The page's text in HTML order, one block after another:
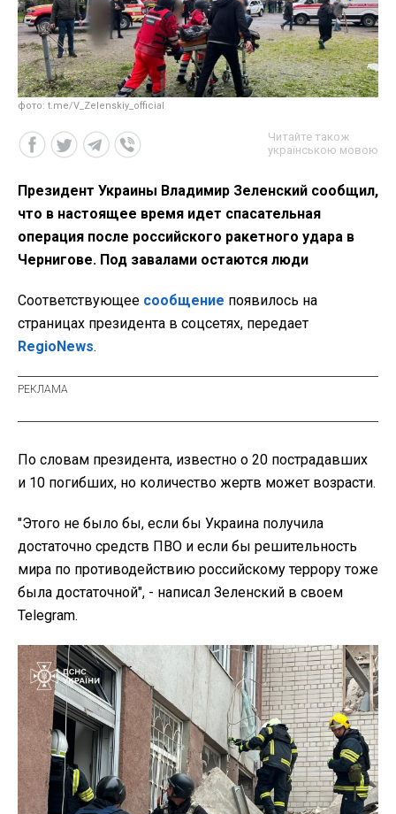
фото: t.me/V_Zelenskiy_official
Читайте також
українською мовою
Президент Украины Владимир Зеленский сообщил,
что в настоящее время идет спасательная
операция после российского ракетного удара в
Чернигове. Под завалами остаются люди
Соответствующее сообщение появилось на
страницах президента в соцсетях, передает
RegioNews.
По словам президента, известно о 20 пострадавших
и 10 погибших, но количество жертв может возрасти.
"Этого не было бы, если бы Украина получила
достаточно средств ПВО и если бы решительность
мира по противодействию российскому террору тоже
была достаточной", - написал Зеленский в своем
Telegram.